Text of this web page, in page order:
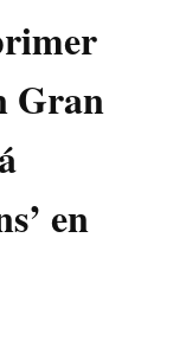
Gran
en